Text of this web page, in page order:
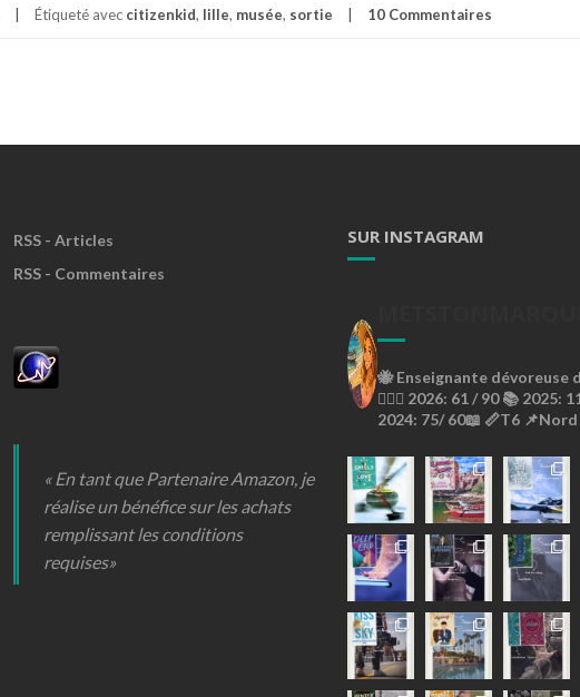
r
r
d
a
u
u
s
é
d
’
H
i
Étiqueté avec citizenkid, lille, musée, sortie 10 Commentaires
RSS - Articles
RSS - Commentaires
« En tant que Partenaire Amazon, je
réalise un bénéfice sur les achats
remplissant les conditions
requises»
SUR INSTAGRAM
🐝Enseignante dévoreuse
🙇🏼‍♀️ 2026: 61 / 90 📚 2025:
2024: 75/ 60📖 📏T6 📌Nord